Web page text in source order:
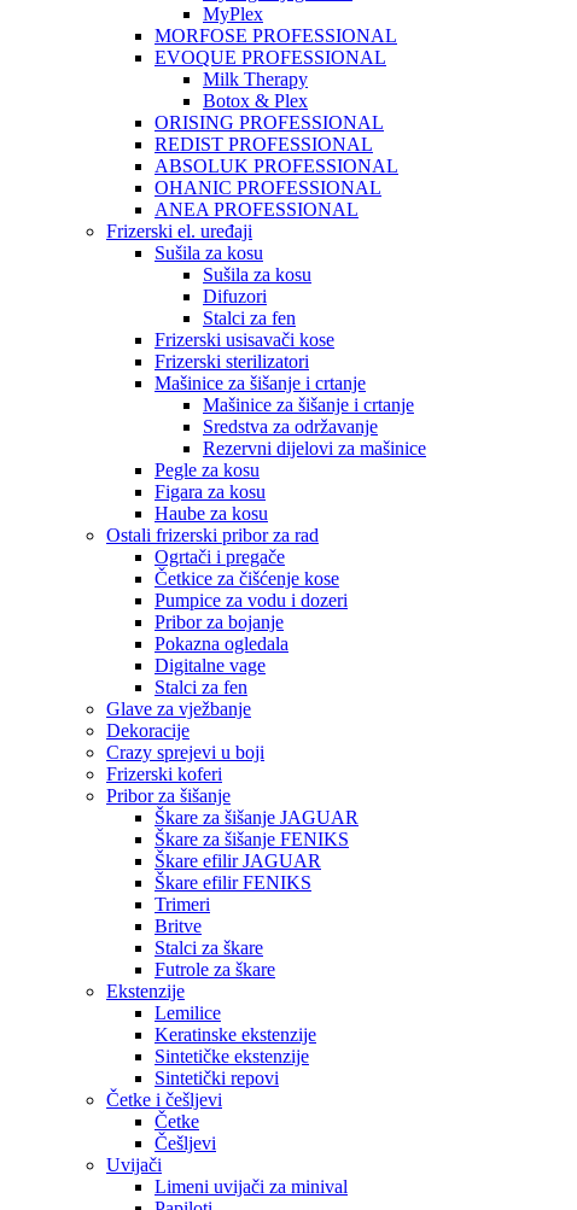
MyPlex
MORFOSE PROFESSIONAL
EVOQUE PROFESSIONAL
Milk Therapy
Botox & Plex
ORISING PROFESSIONAL
REDIST PROFESSIONAL
ABSOLUK PROFESSIONAL
OHANIC PROFESSIONAL
ANEA PROFESSIONAL
Frizerski el. uređaji
Sušila za kosu
Sušila za kosu
Difuzori
Stalci za fen
Frizerski usisavači kose
Frizerski sterilizatori
Mašinice za šišanje i crtanje
Mašinice za šišanje i crtanje
Sredstva za održavanje
Rezervni dijelovi za mašinice
Pegle za kosu
Figara za kosu
Haube za kosu
Ostali frizerski pribor za rad
Ogrtači i pregače
Četkice za čišćenje kose
Pumpice za vodu i dozeri
Pribor za bojanje
Pokazna ogledala
Digitalne vage
Stalci za fen
Glave za vježbanje
Dekoracije
Crazy sprejevi u boji
Frizerski koferi
Pribor za šišanje
Škare za šišanje JAGUAR
Škare za šišanje FENIKS
Škare efilir JAGUAR
Škare efilir FENIKS
Trimeri
Britve
Stalci za škare
Futrole za škare
Ekstenzije
Lemilice
Keratinske ekstenzije
Sintetičke ekstenzije
Sintetički repovi
Četke i češljevi
Četke
Češljevi
Uvijači
Limeni uvijači za minival